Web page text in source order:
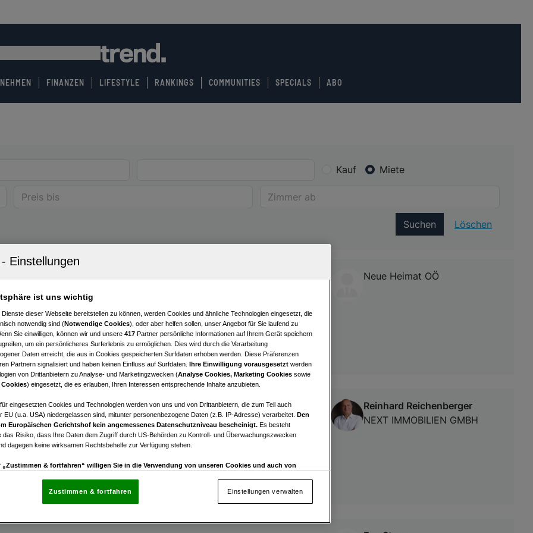
FINANZEN LIFESTYLE RANKINGS COMMUNITIES SPECIALS ABO
Kauf Miete
Suchen Löschen
4
Zimmer
€ 833,25
Nettomiete
Neue Heimat OÖ
in Top Lage in Asten zu vermieten!
€ 4.930,69
Reinhard Reichenberger
NEXT IMMOBILIEN GMBH
ist uns wichtig
Dienste dieser Webseite bereitstellen zu können, werden Cookies und ähnliche Technologien eingesetzt, die
notwendig sind (Notwendige Cookies), oder aber helfen sollen, unser Angebot für Sie laufend zu
Sie einwilligen, können wir und unsere 417 Partner persönliche Informationen auf Ihrem Gerät speichern
um ein persönlicheres Surferlebnis zu ermöglichen. Dies wird durch die Verarbeitung
Daten erreicht, die aus in Cookies gespeicherten Surfdaten erhoben werden. Diese Präferenzen
Partnern signalisiert und haben keinen Einfluss auf Surfdaten. Ihre Einwilligung vorausgesetzt werden
von Drittanbietern zu Analyse- und Marketingzwecken (Analyse Cookies, Marketing Cookies sowie
) eingesetzt, die es erlauben, Ihren Interessen entsprechende Inhalte anzubieten.
eingesetzten Cookies und Technologien werden von uns und von Drittanbietern, die zum Teil auch
EU (u.a. USA) niedergelassen sind, mitunter personenbezogene Daten (z.B. IP-Adresse) verarbeitet. Den
Europäischen Gerichtshof kein angemessenes Datenschutzniveau bescheinigt. Es besteht
das Risiko, dass Ihre Daten dem Zugriff durch US-Behörden zu Kontroll- und Überwachungszwecken
dagegen keine wirksamen Rechtsbehelfe zur Verfügung stehen.
„Zustimmen & fortfahren“ willigen Sie in die Verwendung von unseren Cookies und auch von
die sich auf jeder Seite unten im Footer befinden.
Partner verarbeiten Daten, um Folgendes bereitzustellen:
Einstellungen verwalten
Zustimmen & fortfahren